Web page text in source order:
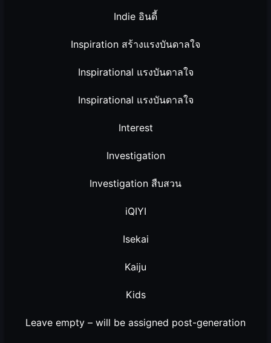
Indie อินดี้
Inspiration สร้างแรงบันดาลใจ
Inspirational แรงบันดาลใจ
Inspirational แรงบันดาลใจ
Interest
Investigation
Investigation สืบสวน
iQIYI
Isekai
Kaiju
Kids
Leave empty – will be assigned post-generation